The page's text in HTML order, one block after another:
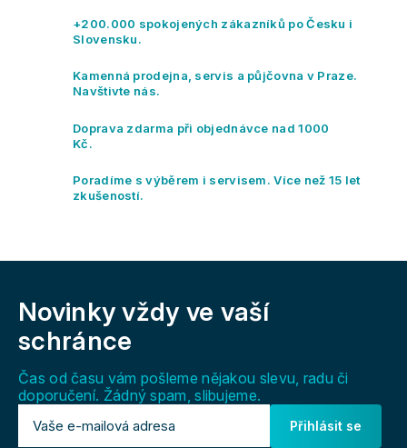
á
c
r
v
y
s
+200.000 spokojených zákazníků po Česku i
Slovensku.
Kamenná prodejna, servis a půjčovna v Praze.
Navštivte nás.
Doprava zdarma při objednávce nad 1000
Kč.
Poradíme s výběrem i servisem. Více než 15 let
zkušeností.
Novinky vždy ve vaší
schránce
Čas od času vám pošleme nějakou slevu, radu či
doporučení. Žádný spam, slibujeme.
Přihlásit se